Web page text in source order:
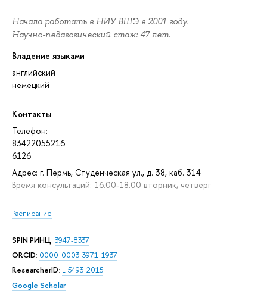
Начала работать в НИУ ВШЭ в 2001 году.
Научно-педагогический стаж: 47 лет.
Владение языками
английский
немецкий
Контакты
Телефон:
83422055216
6126
Адрес: г. Пермь, Студенческая ул., д. 38, каб. 314
Время консультаций: 16.00-18.00 вторник, четверг
Расписание
SPIN РИНЦ: 3947-8337
ORCID: 0000-0003-3971-1937
ResearcherID: L-5493-2015
Google Scholar